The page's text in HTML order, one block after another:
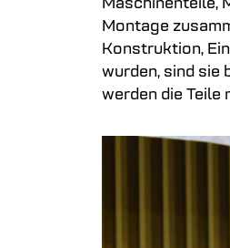
Maschinenteile,
Montage
Konstruktion,
wurden, sind sie
werden die Teile